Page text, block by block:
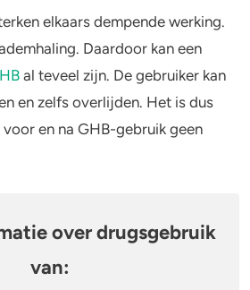
truffels
medicijnen
elkaars dempende werking.
Daardoor kan een
al teveel zijn. De gebruiker kan
en zelfs overlijden. Het is dus
en na GHB-gebruik geen
over drugsgebruik
van: